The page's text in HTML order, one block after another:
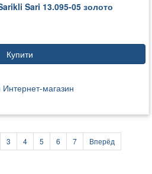
Sari 13.095-05 золото
Купити
магазин
3 4 5 6 7
Вперёд